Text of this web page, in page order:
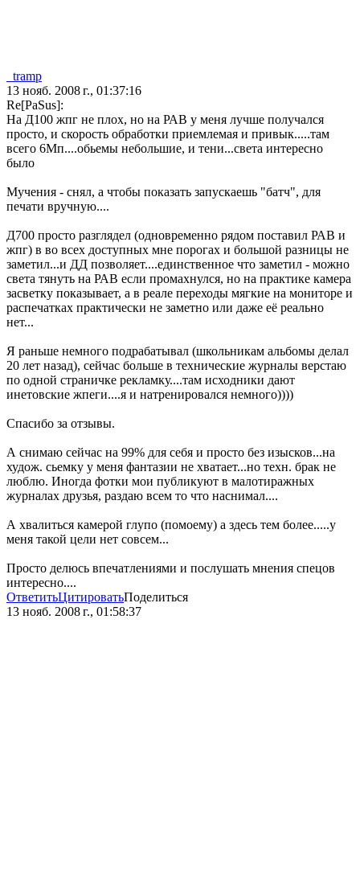
_tramp
13 нояб. 2008 г., 01:37:16
Re[PaSus]:
На Д100 жпг не плох, но на РАВ у меня лучше получался
просто, и скорость обработки приемлемая и привык.....там
всего 6Мп....обьемы небольшие, и тени...света интересно
было
Мучения - снял, а чтобы показать запускаешь "батч", для
печати вручную....
Д700 просто разглядел (одновременно рядом поставил РАВ и
жпг) в во всех доступных мне порогах и большой разницы не
заметил...и ДД позволяет....единственное что заметил - можно
света тянуть на РАВ если промахнулся, но на практике камера
засветку показывает, а в реале переходы мягкие на мониторе и
распечатках практически не заметно или даже её реально
нет...
Я раньше немного подрабатывал (школьникам альбомы делал
20 лет назад), сейчас больше в технические журналы верстаю
по одной страничке рекламку....там исходники дают
инетовские жпеги....я и натренировался немного))))
Спасибо за отзывы.
А снимаю сейчас на 99% для себя и просто без изысков...на
худож. сьемку у меня фантазии не хватает...но техн. брак не
люблю. Иногда фотки мои публикуют в малотиражных
журналах друзья, раздаю всем то что наснимал....
А хвалиться камерой глупо (помоему) а здесь тем более.....у
меня такой цели нет совсем...
Просто делюсь впечатлениями и послушать мнения спецов
интересно....
ОтветитьЦитироватьПоделиться
13 нояб. 2008 г., 01:58:37